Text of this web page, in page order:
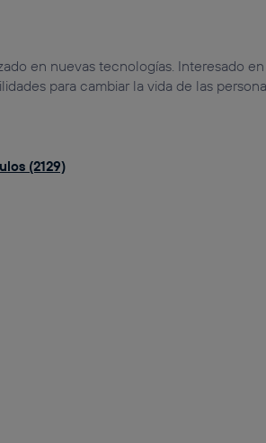
en nuevas tecnologías. Interesado
para cambiar la vida de las
(2129)